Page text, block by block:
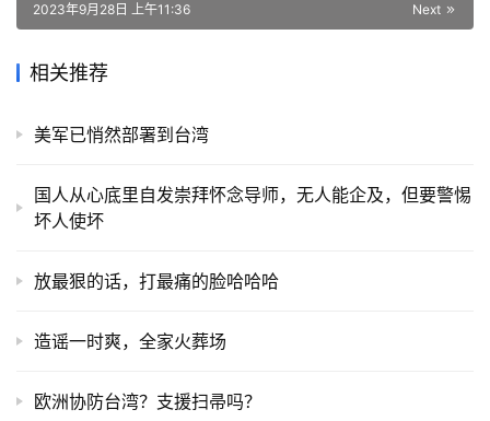
Next
2023年9月28日 上午11:36
相关推荐
美军已悄然部署到台湾
国人从心底里自发崇拜怀念导师，无人能企及，但要警惕
坏人使坏
放最狠的话，打最痛的脸哈哈哈
造谣一时爽，全家火葬场
欧洲协防台湾？支援扫帚吗？